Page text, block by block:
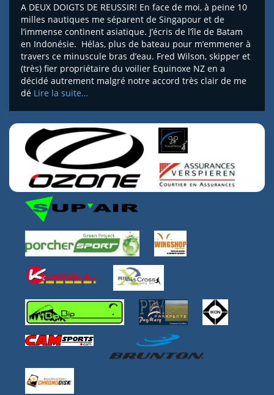
A DEUX DOIGTS DE REUSSIR! En face de moi, à peine 10
milles nautiques me séparent de Singapour et de
l’immense continent asiatique. J’écris de l’île de Batam
en Indonésie. Hélas, plus de bateau pour m’emmener à
travers ce minuscule bras d’eau. Fred Wilson, skipper et
(très) fier propriétaire du voilier Equinoxe NZ en a
décidé autrement malgré notre accord très clair de me
dé Lire la suite…